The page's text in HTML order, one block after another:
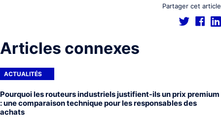
Partager cet article
Articles connexes
ACTUALITÉS
Pourquoi les routeurs industriels justifient-ils un prix premium
: une comparaison technique pour les responsables des
achats